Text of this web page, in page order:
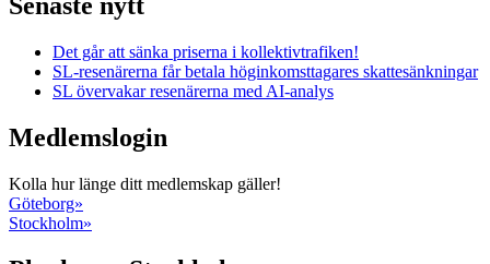
Det går att sänka priserna i kollektivtrafiken!
SL-resenärerna får betala höginkomsttagares skattesänkningar
SL övervakar resenärerna med AI-analys
Medlemslogin
Kolla hur länge ditt medlemskap gäller!
Göteborg»
Stockholm»